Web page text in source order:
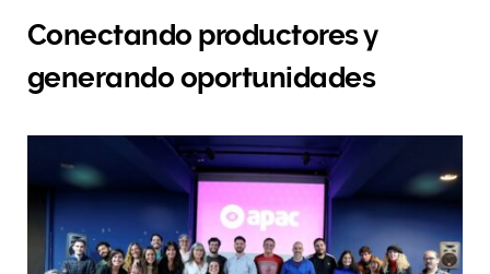
Conectando productores y
generando oportunidades